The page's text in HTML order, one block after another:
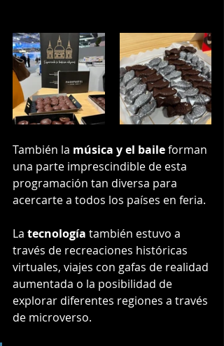
También la música y el baile forman
una parte imprescindible de esta
programación tan diversa para
acercarte a todos los países en feria.
La tecnología también estuvo a
través de recreaciones históricas
virtuales, viajes con gafas de realidad
aumentada o la posibilidad de
explorar diferentes regiones a través
de microverso.